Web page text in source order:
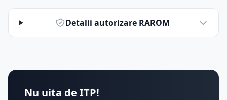
Detalii autorizare RAROM
Nu uita de ITP!